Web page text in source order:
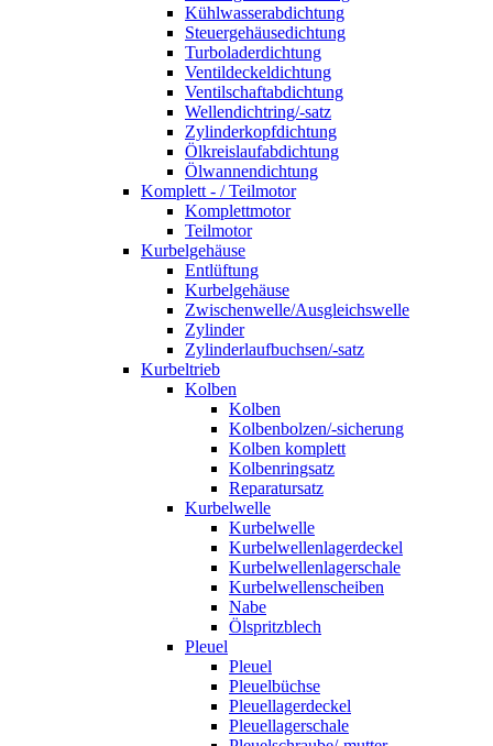
Kühlwasserabdichtung
Steuergehäusedichtung
Turboladerdichtung
Ventildeckeldichtung
Ventilschaftabdichtung
Wellendichtring/-satz
Zylinderkopfdichtung
Ölkreislaufabdichtung
Ölwannendichtung
Komplett - / Teilmotor
Komplettmotor
Teilmotor
Kurbelgehäuse
Entlüftung
Kurbelgehäuse
Zwischenwelle/Ausgleichswelle
Zylinder
Zylinderlaufbuchsen/-satz
Kurbeltrieb
Kolben
Kolben
Kolbenbolzen/-sicherung
Kolben komplett
Kolbenringsatz
Reparatursatz
Kurbelwelle
Kurbelwelle
Kurbelwellenlagerdeckel
Kurbelwellenlagerschale
Kurbelwellenscheiben
Nabe
Ölspritzblech
Pleuel
Pleuel
Pleuelbüchse
Pleuellagerdeckel
Pleuellagerschale